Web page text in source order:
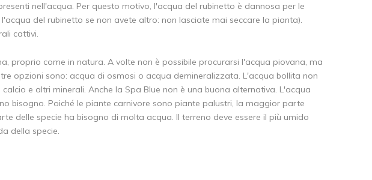
nell'acqua. Per questo motivo, l'acqua del rubinetto è dannosa per le
del rubinetto se non avete altro: non lasciate mai seccare la pianta).
cattivi.
proprio come in natura. A volte non è possibile procurarsi l'acqua piovana, ma
opzioni sono: acqua di osmosi o acqua demineralizzata. L'acqua bollita non
e altri minerali. Anche la Spa Blue non è una buona alternativa. L'acqua
bisogno. Poiché le piante carnivore sono piante palustri, la maggior parte
delle specie ha bisogno di molta acqua. Il terreno deve essere il più umido
della specie.